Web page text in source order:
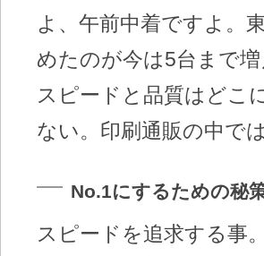
よ、午前中着ですよ。
めたのが今は5台まで増
スピードと品質はどこ
ない。印刷通販の中で
No.1にするための秘
スピードを追求する事